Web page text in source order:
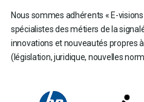
Nous sommes adhérents « E-
spécialistes des métiers de la
innovations et nouveautés propres
(législation, juridique, nouvelles